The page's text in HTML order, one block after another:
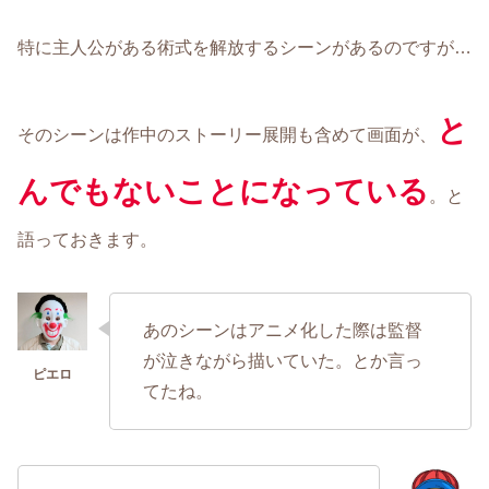
特に主人公がある術式を解放するシーンがあるのですが…
そのシーンは作中のストーリー展開も含めて画面が、
と
んでもないことになっている 。と
語っておきます。
あのシーンはアニメ化した際は監督
が泣きながら描いていた。とか言っ
てたね。